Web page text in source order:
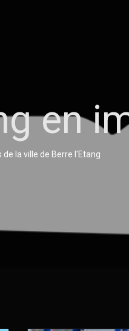
en
de la ville de Berre l'Etang